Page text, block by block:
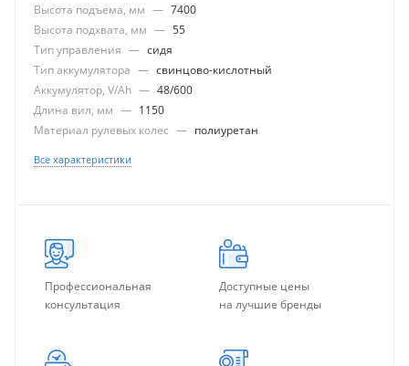
Высота подъема, мм — 7400
Высота подхвата, мм — 55
Тип управления — сидя
Тип аккумулятора — свинцово-кислотный
Аккумулятор, V/Ah — 48/600
Длина вил, мм — 1150
Материал рулевых колес — полиуретан
Все характеристики
Профессиональная
консультация
Доступные цены
на лучшие бренды